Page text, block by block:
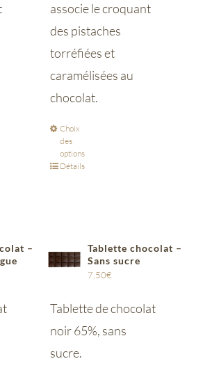
associe le croquant
des pistaches
torréfiées et
caramélisées au
chocolat.
Choix
des
options
Détails
–
Tablette chocolat –
Sans sucre
7,50€
Tablette de chocolat
noir 65%, sans
sucre.